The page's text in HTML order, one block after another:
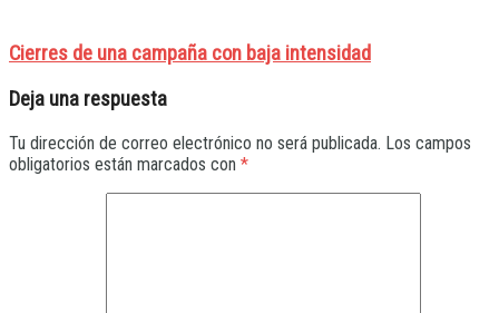
Cierres de una campaña con baja intensidad
Deja una respuesta
Tu dirección de correo electrónico no será publicada. Los campos
obligatorios están marcados con *